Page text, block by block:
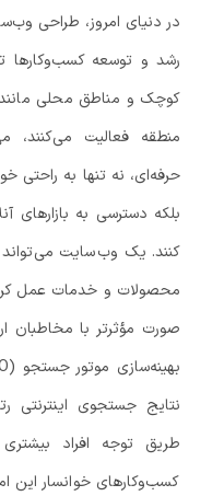
در دنیای امروز، طراحی
رشد و توسعه کسب‌وکارها
کوچک و مناطق محلی مانند
منطقه فعالیت می‌کنند،
حرفه‌ای، نه تنها به راحتی
بلکه دسترسی به بازارهای
کنند. یک وب‌سایت
محصولات و خدمات عمل
صورت مؤثرتر با مخاطبان
نتایج جستجوی اینترنتی
طریق توجه افراد
کسب‌وکارهای خوانسار این